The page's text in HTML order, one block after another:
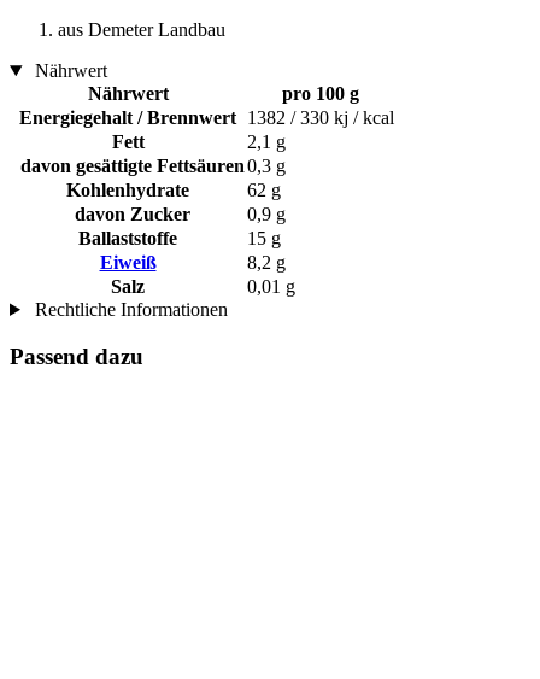
aus Demeter Landbau
Nährwert
Nährwert
pro 100 g
Energiegehalt / Brennwert 1382 / 330 kj / kcal
Fett
2,1 g
davon gesättigte Fettsäuren0,3 g
Kohlenhydrate
62 g
davon Zucker
0,9 g
Ballaststoffe
15 g
Eiweiß
8,2 g
Salz
0,01 g
Rechtliche Informationen
Passend dazu